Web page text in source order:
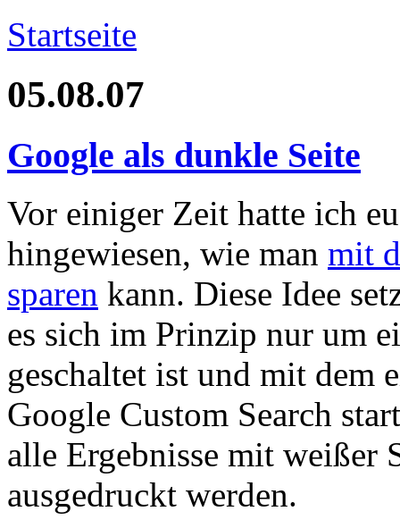
Startseite
05.08.07
Google als dunkle Seite
Vor einiger Zeit hatte ich
hingewiesen, wie man mit
sparen kann. Diese Idee
es sich im Prinzip nur um
geschaltet ist und mit dem
Google Custom Search
alle Ergebnisse mit weißer
ausgedruckt werden.